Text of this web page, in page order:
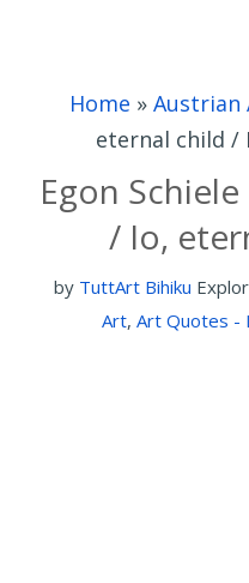
Home » Austrian
eternal child /
Egon
/ Io,
by TuttArt Bihiku
Art, Art Quotes -